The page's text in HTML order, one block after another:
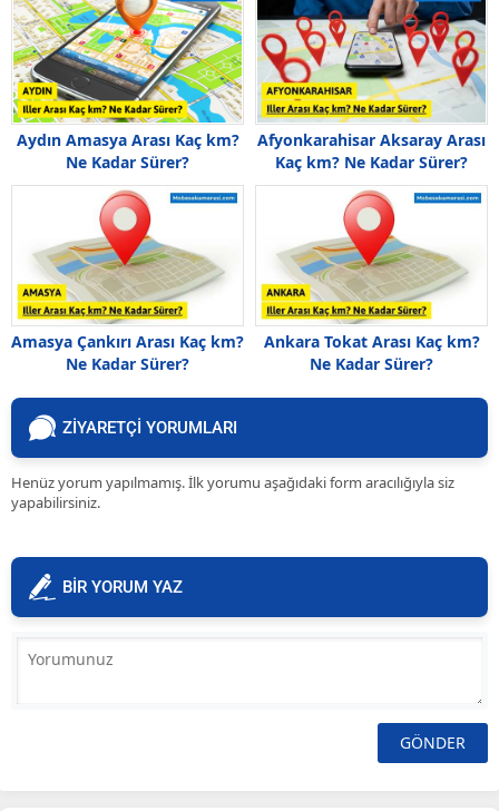
Aydın Amasya Arası Kaç km?
Ne Kadar Sürer?
Afyonkarahisar Aksaray Arası
Kaç km? Ne Kadar Sürer?
Amasya Çankırı Arası Kaç km?
Ne Kadar Sürer?
Ankara Tokat Arası Kaç km?
Ne Kadar Sürer?
ZİYARETÇİ YORUMLARI
Henüz yorum yapılmamış. İlk yorumu aşağıdaki form aracılığıyla siz
yapabilirsiniz.
BİR YORUM YAZ